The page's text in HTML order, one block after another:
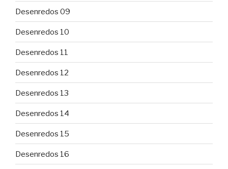
Desenredos 09
Desenredos 10
Desenredos 11
Desenredos 12
Desenredos 13
Desenredos 14
Desenredos 15
Desenredos 16